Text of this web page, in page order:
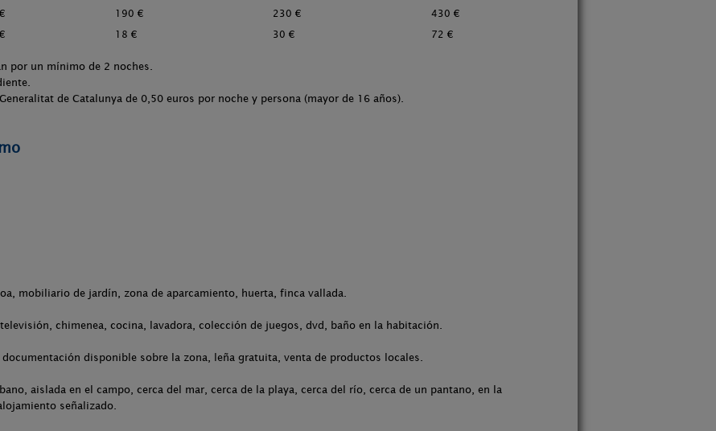
190 € 230 €
430 €
18 € 30 € 72 €
por un mínimo de 2 noches.
de Catalunya de 0,50 euros por noche y persona (mayor de 16 años).
mobiliario de jardín, zona de aparcamiento, huerta, finca vallada.
chimenea, cocina, lavadora, colección de juegos, dvd, baño en la habitación.
disponible sobre la zona, leña gratuita, venta de productos locales.
aislada en el campo, cerca del mar, cerca de la playa, cerca del río, cerca de un pantano, en la
señalizado.